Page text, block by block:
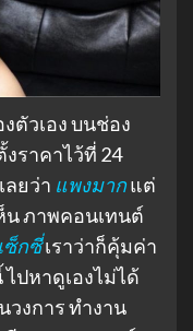
ตัวเอง บนช่อง
ราคาไว้ที่ 24
ลยว่า แพงมากแต่
น ภาพคอนเทนต์
ซ็กซี่เราว่าก็คุ้มค่า
ปหาดูเองไม่ได้
งการ ทำงาน